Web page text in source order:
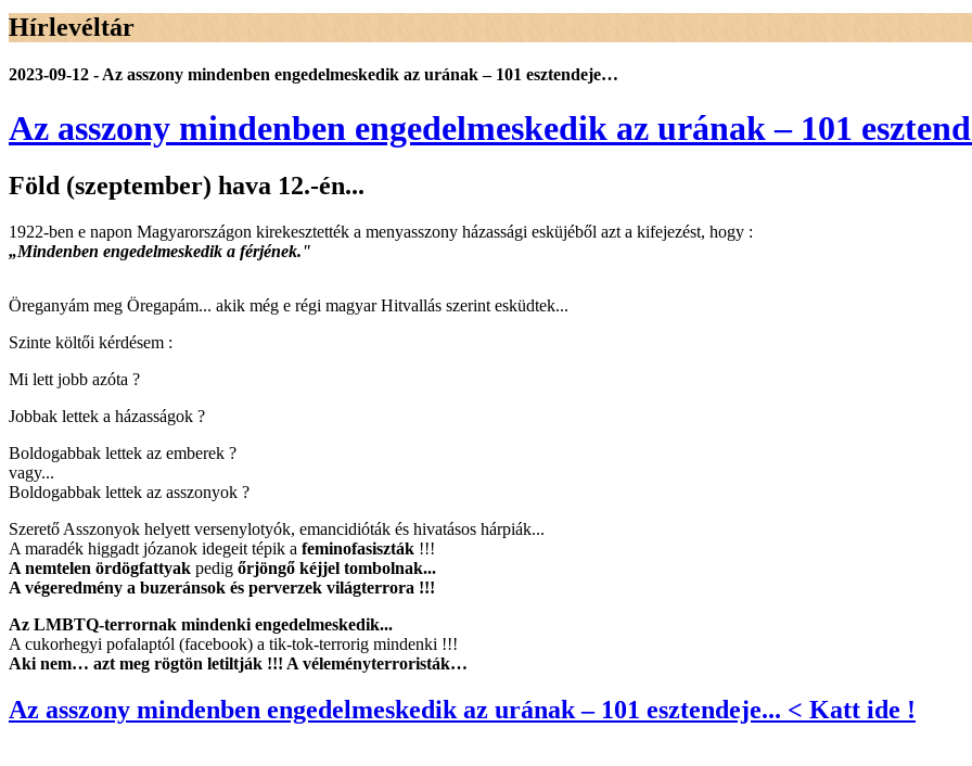
Hírlevéltár
2023-09-12 - Az asszony mindenben engedelmeskedik az urának – 101 esztendeje…
Az asszony mindenben engedelmeskedik az urának – 101
Föld (szeptember) hava 12.-én...
1922-ben e napon Magyarországon kirekesztették a menyasszony házassági esküjéből azt a kifejezést, hogy :
„Mindenben engedelmeskedik a férjének."
Öreganyám meg Öregapám... akik még e régi magyar Hitvallás szerint esküdtek...
Szinte költői kérdésem :
Mi lett jobb azóta ?
Jobbak lettek a házasságok ?
Boldogabbak lettek az emberek ?
vagy...
Boldogabbak lettek az asszonyok ?
Szerető Asszonyok helyett versenylotyók, emancidióták és hivatásos hárpiák...
A maradék higgadt józanok idegeit tépik a feminofasiszták !!!
A nemtelen ördögfattyak pedig őrjöngő kéjjel tombolnak...
A végeredmény a buzeránsok és perverzek világterrora !!!
Az LMBTQ-terrornak mindenki engedelmeskedik...
A cukorhegyi pofalaptól (facebook) a tik-tok-terrorig mindenki !!!
Aki nem… azt meg rögtön letiltják !!! A véleményterroristák…
Az asszony mindenben engedelmeskedik az urának – 101 esztendeje... < Katt ide !